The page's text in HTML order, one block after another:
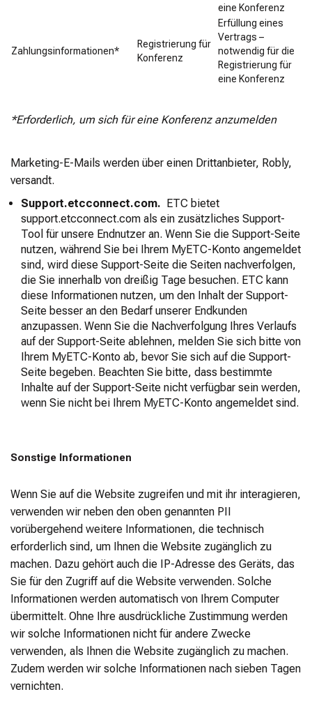
eine Konferenz
Zahlungsinformationen*
Registrierung für
Konferenz
Erfüllung eines
Vertrags –
notwendig für die
Registrierung für
eine Konferenz
*Erforderlich, um sich für eine Konferenz anzumelden
Marketing-E-Mails werden über einen Drittanbieter, Robly,
versandt.
Support.etcconnect.com. ETC bietet
support.etcconnect.com als ein zusätzliches Support-
Tool für unsere Endnutzer an. Wenn Sie die Support-Seite
nutzen, während Sie bei Ihrem MyETC-Konto angemeldet
sind, wird diese Support-Seite die Seiten nachverfolgen,
die Sie innerhalb von dreißig Tage besuchen. ETC kann
diese Informationen nutzen, um den Inhalt der Support-
Seite besser an den Bedarf unserer Endkunden
anzupassen. Wenn Sie die Nachverfolgung Ihres Verlaufs
auf der Support-Seite ablehnen, melden Sie sich bitte von
Ihrem MyETC-Konto ab, bevor Sie sich auf die Support-
Seite begeben. Beachten Sie bitte, dass bestimmte
Inhalte auf der Support-Seite nicht verfügbar sein werden,
wenn Sie nicht bei Ihrem MyETC-Konto angemeldet sind.
Sonstige Informationen
Wenn Sie auf die Website zugreifen und mit ihr interagieren,
verwenden wir neben den oben genannten PII
vorübergehend weitere Informationen, die technisch
erforderlich sind, um Ihnen die Website zugänglich zu
machen. Dazu gehört auch die IP-Adresse des Geräts, das
Sie für den Zugriff auf die Website verwenden. Solche
Informationen werden automatisch von Ihrem Computer
übermittelt. Ohne Ihre ausdrückliche Zustimmung werden
wir solche Informationen nicht für andere Zwecke
verwenden, als Ihnen die Website zugänglich zu machen.
Zudem werden wir solche Informationen nach sieben Tagen
vernichten.